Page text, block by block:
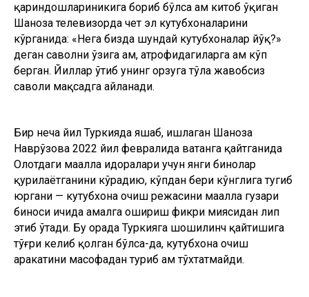
қариндошлариникига бориб бўлса ҳам китоб ўқиган
Шаҳноза телевизорда чет эл кутубхоналарини
кўрганида: «Нега бизда шундай кутубхоналар йўқ?»
деган саволни ўзига ҳам, атрофидагиларга ҳам кўп
берган. Йиллар ўтиб унинг орзуга тўла жавобсиз
саволи мақсадга айланади.
Бир неча йил Туркияда яшаб, ишлаган Шаҳноза
Наврўзова 2022 йил февралида ватанга қайтганида
Олотдаги маҳалла идоралари учун янги бинолар
қурилаётганини кўрадию, кўпдан бери кўнглига тугиб
юргани — кутубхона очиш режасини маҳалла гузари
биноси ичида амалга ошириш фикри миясидан лип
этиб ўтади. Бу орада Туркияга шошилинч қайтишига
тўғри келиб қолган бўлса-да, кутубхона очиш
ҳаракатини масофадан туриб ҳам тўхтатмайди.